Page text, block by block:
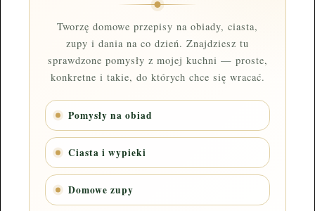
Tworzę domowe przepisy na obiady, ciasta,
zupy i dania na co dzień. Znajdziesz tu
sprawdzone pomysły z mojej kuchni — proste,
konkretne i takie, do których chce się wracać.
Pomysły na obiad
Ciasta i wypieki
Domowe zupy